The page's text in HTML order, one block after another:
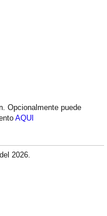
Opcionalmente puede
AQUI
2026.